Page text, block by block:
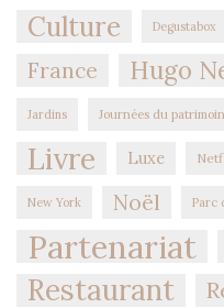
Culture Degustabox
France Hugo
Jardins Journées du
Livre
Luxe
New York Noël Parc
Partenariat
Restaurant